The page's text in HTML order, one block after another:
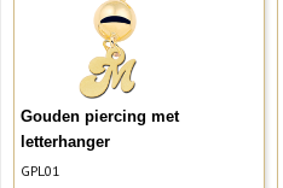
Gouden piercing met
letterhanger
GPL01